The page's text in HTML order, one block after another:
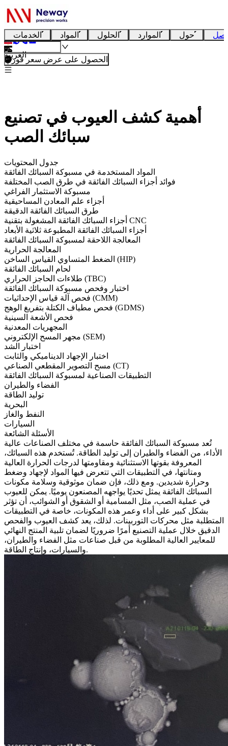
الخدمات المواد الحلول الموارد حول
العربية
الحصول على عرض سعر فوري
أهمية كشف العيوب في تصنيع
سبائك الصب
جدول المحتويات
المواد المستخدمة في مسبوكة السبائك الفائقة
فوائد أجزاء السبائك الفائقة في طرق الصب المختلفة
مسبوكة الاستثمار الفراغي
أجزاء علم المعادن المساحيقية
طرق السبائك الفائقة الدقيقة
أجزاء السبائك الفائقة المشغولة بتقنية CNC
أجزاء السبائك الفائقة المطبوعة ثلاثية الأبعاد
المعالجة اللاحقة لمسبوكة السبائك الفائقة
المعالجة الحرارية
الضغط المتساوي القياس الساخن (HIP)
لحام السبائك الفائقة
طلاءات الحاجز الحراري (TBC)
اختبار وفحص مسبوكة السبائك الفائقة
فحص آلة قياس الإحداثيات (CMM)
فحص مطياف الكتلة بتفريغ الوهج (GDMS)
فحص الأشعة السينية
المجهريات المعدنية
مجهر المسح الإلكتروني (SEM)
اختبار الشد
اختبار الإجهاد الديناميكي والثابت
مسح التصوير المقطعي الصناعي (CT)
التطبيقات الصناعية لمسبوكة السبائك الفائقة
الفضاء والطيران
توليد الطاقة
البحرية
النفط والغاز
السيارات
الأسئلة الشائعة
تُعد مسبوكة السبائك الفائقة حاسمة في مختلف الصناعات عالية
الأداء، من الفضاء والطيران إلى توليد الطاقة. تُستخدم هذه السبائك،
المعروفة بقوتها الاستثنائية ومقاومتها لدرجات الحرارة العالية
ومتانتها، في التطبيقات التي تتعرض فيها المواد لإجهاد وضغط
وحرارة شديدين. ومع ذلك، فإن ضمان موثوقية وسلامة مكونات
السبائك الفائقة يمثل تحديًا يواجهه المصنعون يوميًا. يمكن للعيوب
في عملية الصب، مثل المسامية أو الشقوق أو الشوائب، أن تؤثر
بشكل كبير على أداء وعمر هذه المكونات، خاصة في التطبيقات
المتطلبة مثل محركات التوربينات. لذلك، يعد كشف العيوب والفحص
الدقيق خلال عملية التصنيع أمرًا ضروريًا لضمان تلبية المنتج النهائي
للمعايير العالية المطلوبة من قبل صناعات مثل الفضاء والطيران،
و السيارات، و إنتاج الطاقة .